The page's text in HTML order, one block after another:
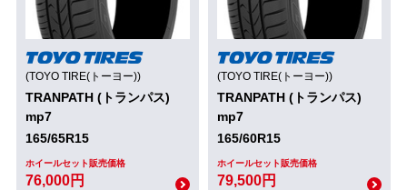
(TOYO TIRE(トーヨー))
TRANPATH (トランパス)
mp7
165/65R15
ホイールセット販売価格
76,000円
(TOYO TIRE(トーヨー))
TRANPATH (トランパス)
mp7
165/60R15
ホイールセット販売価格
79,500円